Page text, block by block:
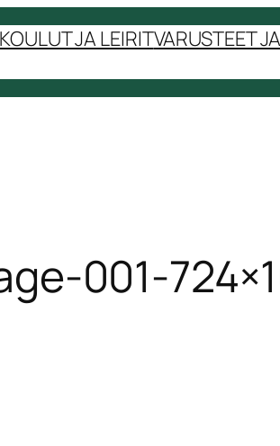
JA LEIRITVARUSTEET
001-